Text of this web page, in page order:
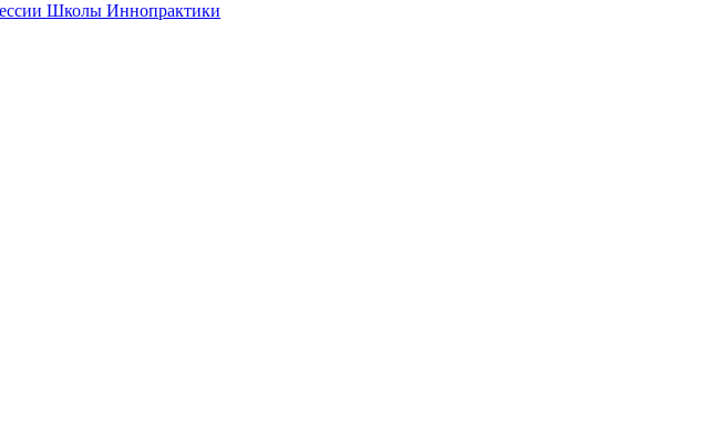
Школы Иннопрактики